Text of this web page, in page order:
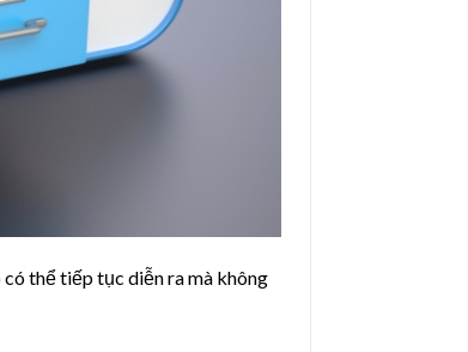
có thể tiếp tục diễn ra mà không